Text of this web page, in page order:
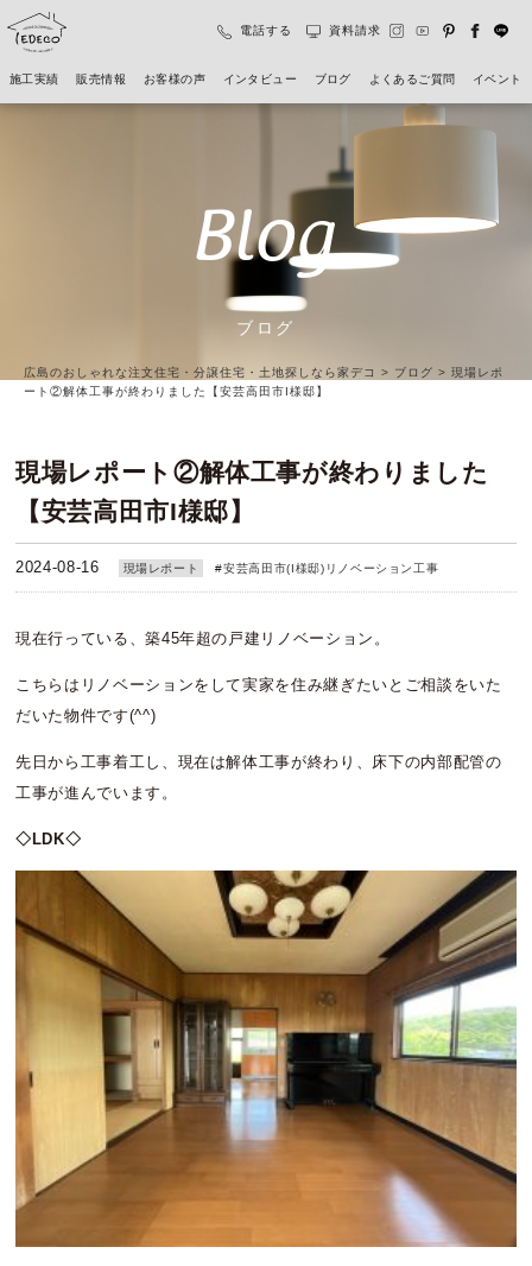
施工実績 販売情報 お客様の声 インタビュー ブログ よくあるご質問 イベント
電話する 資料請求
Blog
ブログ
広島のおしゃれな注文住宅・分譲住宅・土地探しなら家デコ > ブログ > 現場レポ
ート②解体工事が終わりました【安芸高田市I様邸】
現場レポート②解体工事が終わりました
【安芸高田市I様邸】
2024-08-16 現場レポート #安芸高田市(I様邸)リノベーション工事
現在行っている、築45年超の戸建リノベーション。
こちらはリノベーションをして実家を住み継ぎたいとご相談をいた
だいた物件です(^^)
先日から工事着工し、現在は解体工事が終わり、床下の内部配管の
工事が進んでいます。
◇LDK◇